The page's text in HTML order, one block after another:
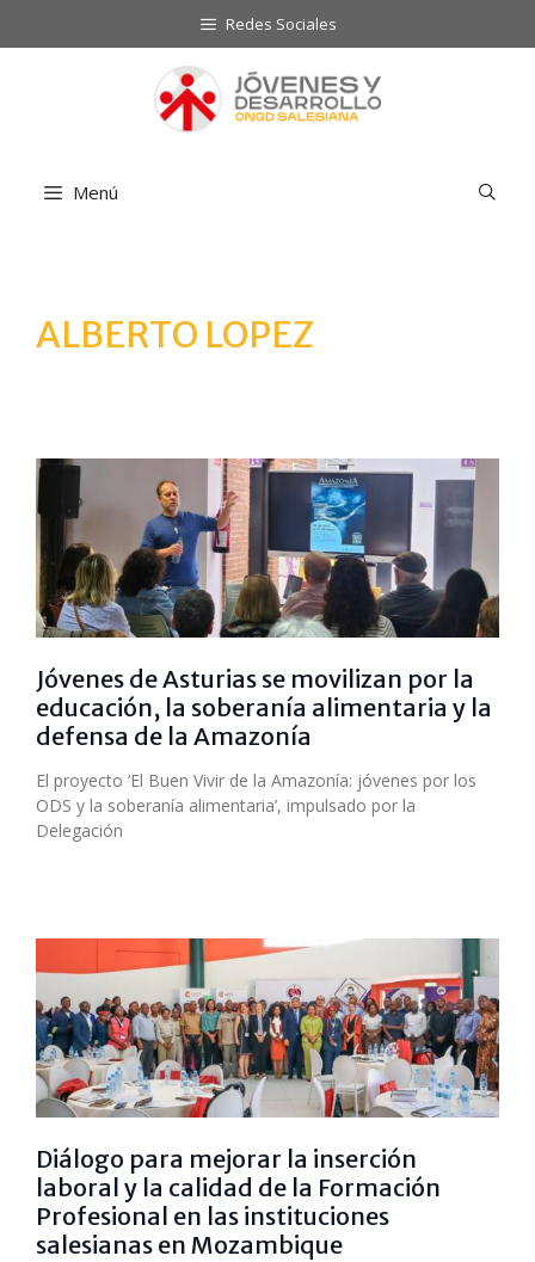
al
Redes Sociales
Menú
ALBERTO LOPEZ
Jóvenes de Asturias se movilizan por la
educación, la soberanía alimentaria y la
defensa de la Amazonía
El proyecto ‘El Buen Vivir de la Amazonía: jóvenes por los
ODS y la soberanía alimentaria’, impulsado por la
Delegación
Diálogo para mejorar la inserción
laboral y la calidad de la Formación
Profesional en las instituciones
salesianas en Mozambique